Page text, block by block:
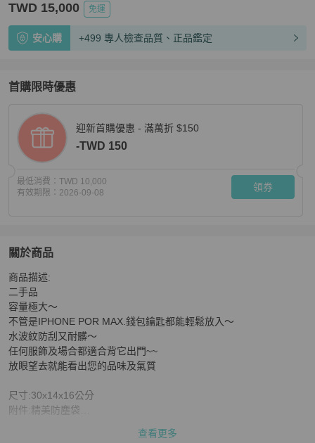
TWD 15,000 免運
安心購 +499 專人檢查品質、正品鑑定
首購限時優惠
迎新首購優惠 - 滿萬折 $150
-TWD 150
最低消費： TWD 10,000
有效期限： 2026-09-08 領券
關於商品
關於LV黑色EPI水波紋 圓桶包/手提包
商品描述:
二手品
容量極大～
不管是IPHONE POR MAX.錢包鑰匙都能輕鬆放入～
水波紋防刮又耐髒～
任何服飾及場合都適合背它出門~~
放眼望去就能看出您的品味及氣質
尺寸:30x14x16公分
附件:精美防塵袋
查看更多